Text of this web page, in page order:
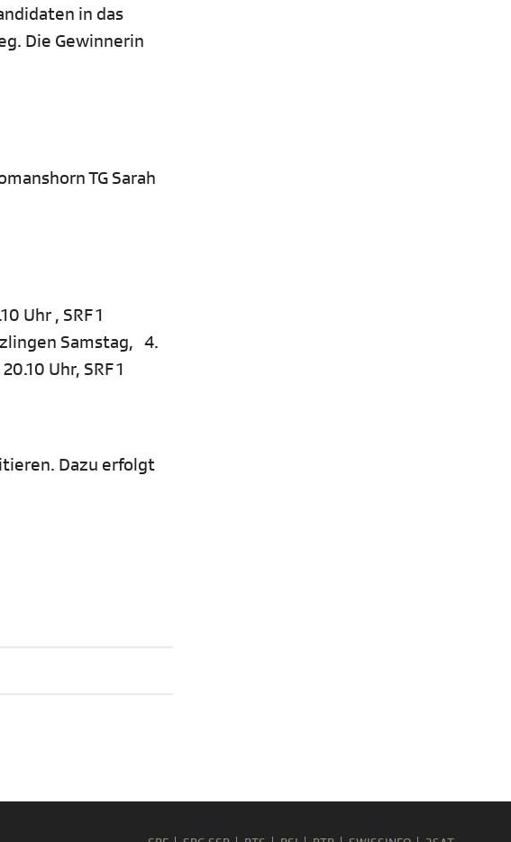
in das
Die Gewinnerin
TG Sarah
Uhr , SRF 1
Samstag, 4.
Uhr, SRF 1
Dazu erfolgt